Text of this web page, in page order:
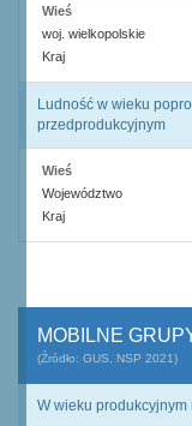
Wieś
woj. wielkopolskie
Kraj
Ludność w wieku
przedprodukcyjnym
Wieś
Województwo
Kraj
MOBILNE
(Źródło: GUS, NSP 2021)
W wieku